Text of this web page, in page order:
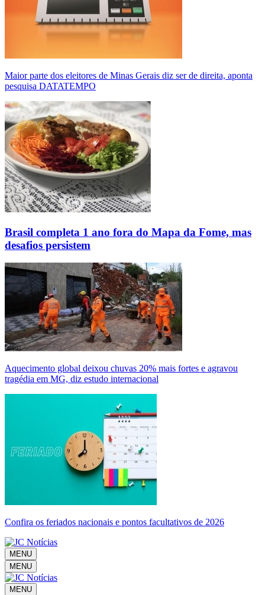
Maior parte dos eleitores de Minas Gerais diz ser de direita, aponta
pesquisa DATATEMPO
Brasil completa 1 ano fora do Mapa da Fome, mas
desafios persistem
Aquecimento global deixou chuvas 20% mais fortes e agravou
tragédia em MG, diz estudo internacional
Confira os feriados nacionais e pontos facultativos de 2026
MENU
MENU
MENU